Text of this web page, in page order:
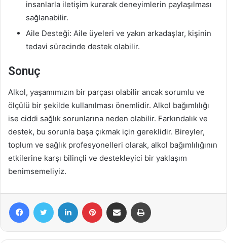
insanlarla iletişim kurarak deneyimlerin paylaşılması
sağlanabilir.
Aile Desteği: Aile üyeleri ve yakın arkadaşlar, kişinin
tedavi sürecinde destek olabilir.
Sonuç
Alkol, yaşamımızın bir parçası olabilir ancak sorumlu ve
ölçülü bir şekilde kullanılması önemlidir. Alkol bağımlılığı
ise ciddi sağlık sorunlarına neden olabilir. Farkındalık ve
destek, bu sorunla başa çıkmak için gereklidir. Bireyler,
toplum ve sağlık profesyonelleri olarak, alkol bağımlılığının
etkilerine karşı bilinçli ve destekleyici bir yaklaşım
benimsemeliyiz.